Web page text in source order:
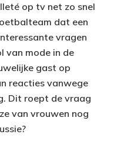
op tv net zo snel
dat een
vragen
van mode in de
gast op
reacties vanwege
Dit roept de vraag
van vrouwen nog